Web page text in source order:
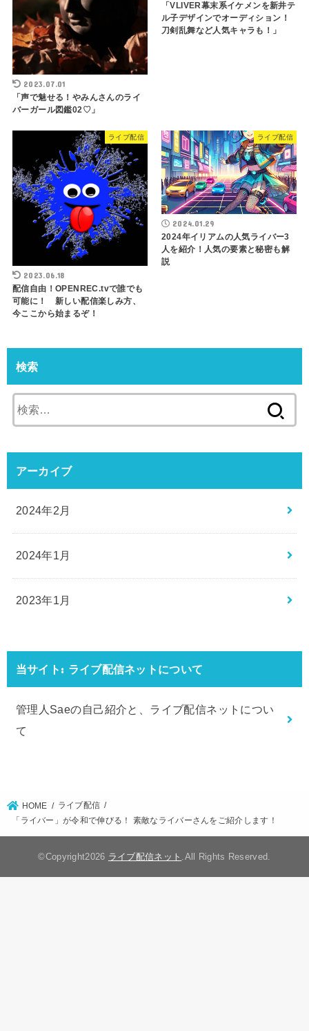
2023.07.01
「声で魅せる！やみんさんのライ
バーガール図鑑02♡」
「VLIVER幕末系イケメンを新井テ
ル子デザインでオーディション！
刀剣乱舞など人気キャラも！」
ライブ配信
2023.06.18
配信自由！OPENREC.tvで誰でも
可能に！ 新しい配信楽しみ方、
今ここから始まるぞ！
ライブ配信
2024.01.29
2024年イリアムの人気ライバー3
人を紹介！人気の要素と秘密も解
説
検索
索:
アーカイブ
2024年2月
2024年1月
2023年1月
当サイト: ライブ配信ネットについて
管理人Saeの自己紹介と、ライブ配信ネットについ
て
HOME
ライブ配信
「ライバー」が令和で伸びる！ 素敵なライバーさんをご紹介します！
©Copyright2026 ライブ配信ネット .All Rights Reserved.